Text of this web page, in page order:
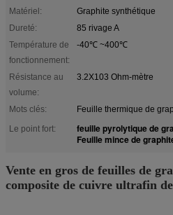
Matériel:
Graphite synthétique
Dureté:
85 rivage A
Température de
fonctionnement:
-40℃ ~400℃
Résistance au
volume:
3.2X103 Ohm-mètre
Mots clés:
Feuille thermique de
Le point fort:
feuille pyrolytique de
Feuille mince de
Vente en gros de feuilles de
composite de cuivre ultrafin